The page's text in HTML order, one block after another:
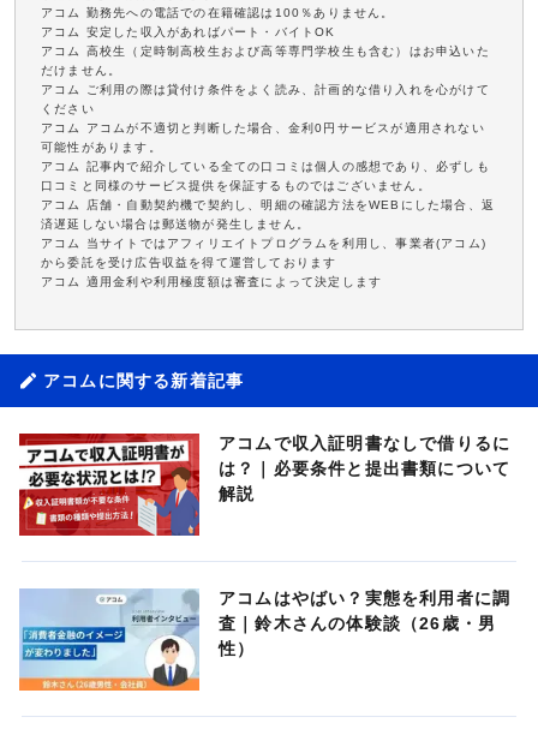
アコム 勤務先への電話での在籍確認は100％ありません。
アコム 安定した収入があればパート・バイトOK
アコム 高校生（定時制高校生および高等専門学校生も含む）はお申込いた
だけません。
アコム ご利用の際は貸付け条件をよく読み、計画的な借り入れを心がけて
ください
アコム アコムが不適切と判断した場合、金利0円サービスが適用されない
可能性があります。
アコム 記事内で紹介している全ての口コミは個人の感想であり、必ずしも
口コミと同様のサービス提供を保証するものではございません。
アコム 店舗・自動契約機で契約し、明細の確認方法をWEBにした場合、返
済遅延しない場合は郵送物が発生しません。
アコム 当サイトではアフィリエイトプログラムを利用し、事業者(アコム)
から委託を受け広告収益を得て運営しております
アコム 適用金利や利用極度額は審査によって決定します
アコムに関する新着記事
アコムで収入証明書なしで借りるに
は？｜必要条件と提出書類について
解説
アコムはやばい？実態を利用者に調
査｜鈴木さんの体験談（26歳・男
性）